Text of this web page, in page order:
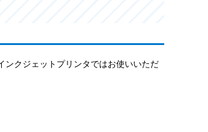
ンクジェットプリンタではお使いいただ